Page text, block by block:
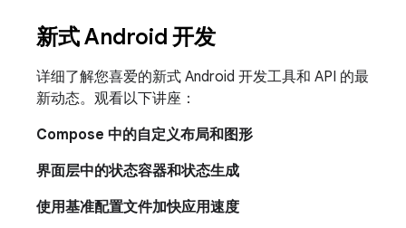
新式 Android 开发
详细了解您喜爱的新式 Android 开发工具和 API 的最
新动态。观看以下讲座：
Compose 中的自定义布局和图形
界面层中的状态容器和状态生成
使用基准配置文件加快应用速度